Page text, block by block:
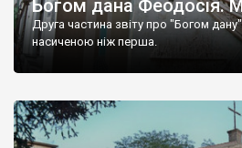
Богом дана Феодосія.
Друга частина звіту про "Богом
насиченою ніж перша.